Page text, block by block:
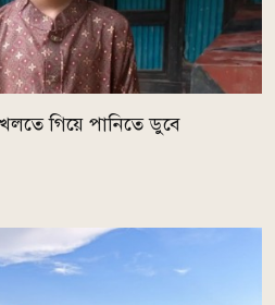
গিয়ে পানিতে ডুবে